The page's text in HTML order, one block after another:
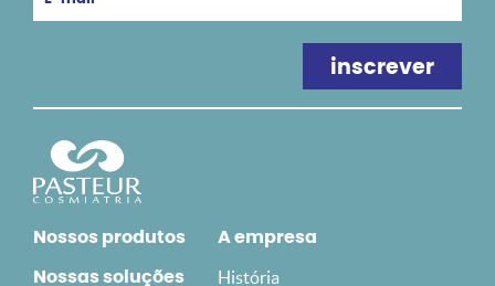
Nossos produtos
Nossas soluções
A empresa
História